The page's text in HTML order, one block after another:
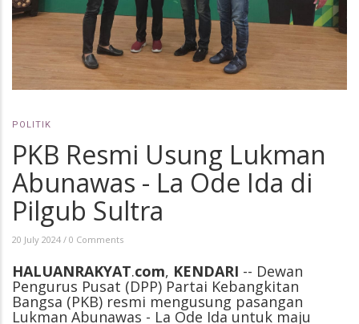
POLITIK
PKB Resmi Usung Lukman
Abunawas - La Ode Ida di
Pilgub Sultra
20 July 2024 / 0 Comments
HALUANRAKYAT.com, KENDARI -- Dewan
Pengurus Pusat (DPP) Partai Kebangkitan
Bangsa (PKB) resmi mengusung pasangan
Lukman Abunawas - La Ode Ida untuk maju